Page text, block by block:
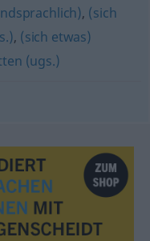
, (sich
, (sich etwas)
(ugs.)